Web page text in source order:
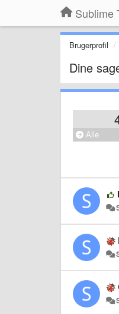
Sublime
Brugerprofil
Dine
Alle